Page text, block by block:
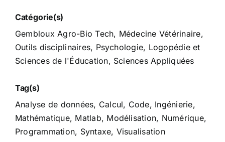
Catégorie(s)
Gembloux Agro-Bio Tech, Médecine Vétérinaire,
Outils disciplinaires, Psychologie, Logopédie et
Sciences de l'Éducation, Sciences Appliquées
Tag(s)
Analyse de données, Calcul, Code, Ingénierie,
Mathématique, Matlab, Modélisation, Numérique,
Programmation, Syntaxe, Visualisation